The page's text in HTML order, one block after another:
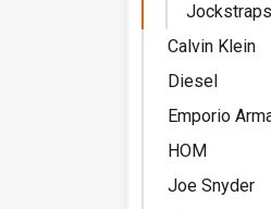
Jockstraps
Calvin Klein
Diesel
Emporio
HOM
Joe Snyder